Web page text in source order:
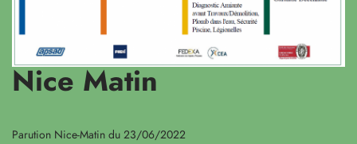
Nice Matin
Parution Nice-Matin du 23/06/2022